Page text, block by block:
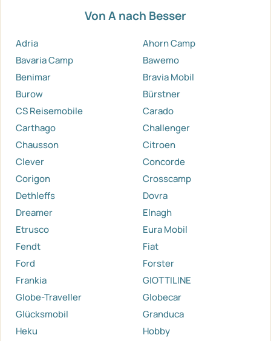
Von A nach Besser
Adria
Ahorn Camp
Bavaria Camp
Bawemo
Benimar
Bravia Mobil
Burow
Bürstner
CS Reisemobile
Carado
Carthago
Challenger
Chausson
Citroen
Clever
Concorde
Corigon
Crosscamp
Dethleffs
Dovra
Dreamer
Elnagh
Etrusco
Eura Mobil
Fendt
Fiat
Ford
Forster
Frankia
GIOTTILINE
Globe-Traveller
Globecar
Glücksmobil
Granduca
Heku
Hobby